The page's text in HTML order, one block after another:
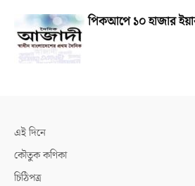
পিকআপে ১০ হাজার
এই দিনে
কৌতুক কণিকা
চিঠিপত্র